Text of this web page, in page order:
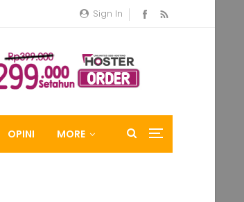
Sign In
OPINI MORE